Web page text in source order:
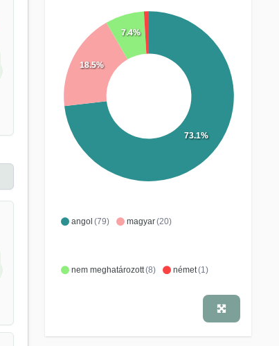
angol (79) magyar(20)
nem meghatározott(8) német(1)
73.1%
18.5%
7.4%